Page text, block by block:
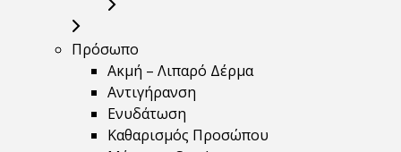
Πρόσωπο
Ακμή – Λιπαρό Δέρμα
Αντιγήρανση
Ενυδάτωση
Καθαρισμός Προσώπου